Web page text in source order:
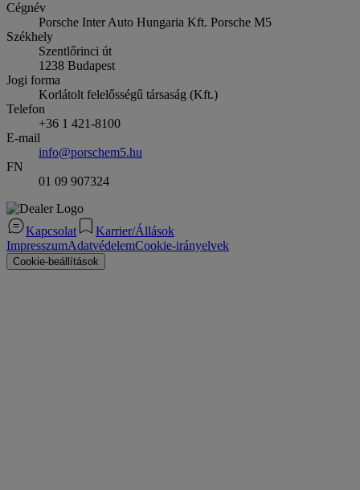
Cégnév
Porsche Inter Auto Hungaria Kft. Porsche M5
Székhely
Szentlőrinci út
1238 Budapest
Jogi forma
Korlátolt felelősségű társaság (Kft.)
Telefon
+36 1 421-8100
E-mail
info@porschem5.hu
FN
01 09 907324
Kapcsolat
Karrier/Állások
ImpresszumAdatvédelemCookie-irányelvek
Cookie-beállítások